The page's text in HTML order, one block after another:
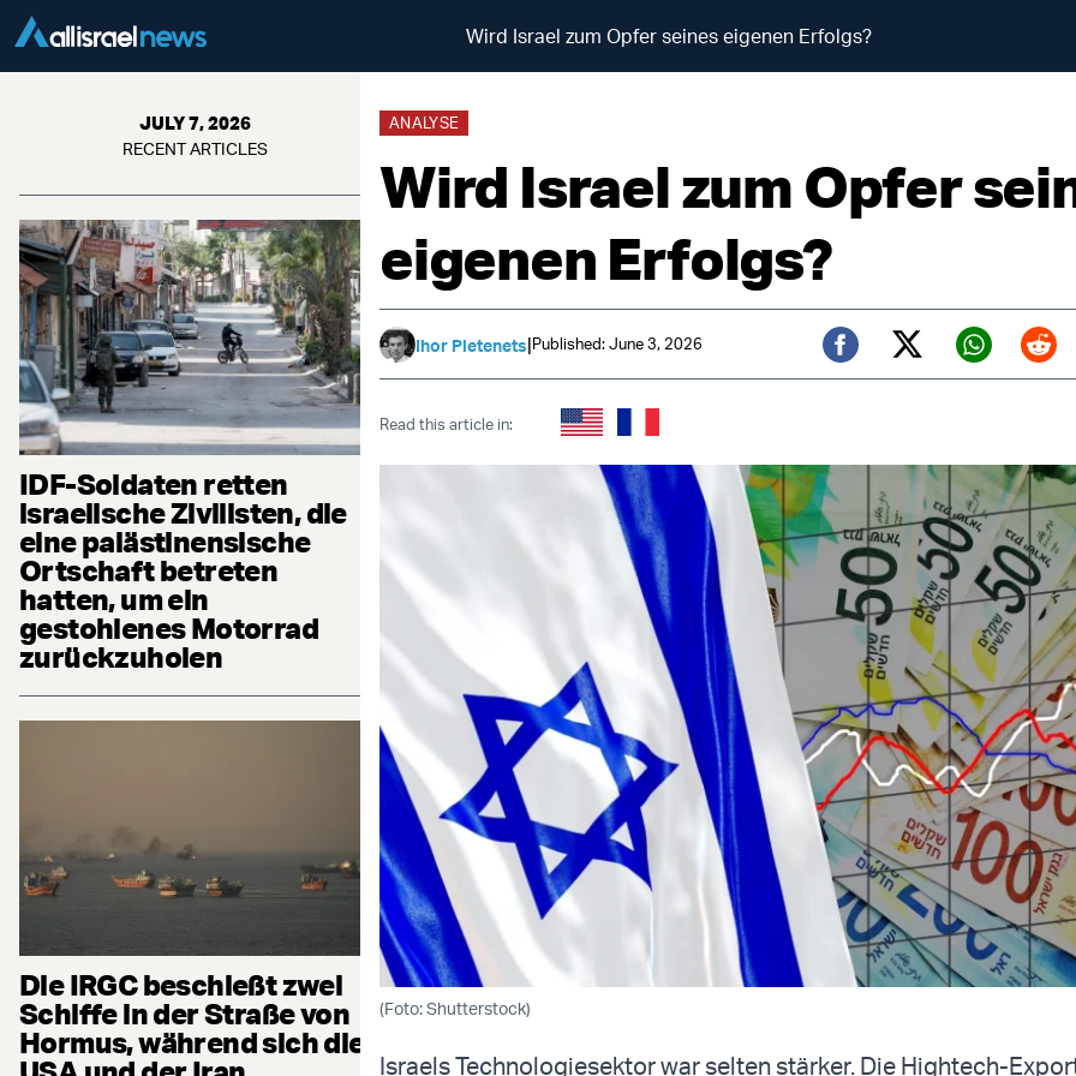
Wird Israel zum Opfer seines eigenen Erfolgs?
JULY 7, 2026
RECENT ARTICLES
IDF-Soldaten retten
israelische Zivilisten, die
eine palästinensische
Ortschaft betreten
hatten, um ein
gestohlenes Motorrad
zurückzuholen
Die IRGC beschießt zwei
Schiffe in der Straße von
Hormus, während sich die
ANALYSE
Wird Israel zum Opfer
eigenen Erfolgs?
Ihor Pletenets|Published: June 3, 2026
Facebook
Twitter (X)
Read this article in:
(Foto: Shutterstock)
Israels Technologiesektor war selten stärker. Die Hightech-